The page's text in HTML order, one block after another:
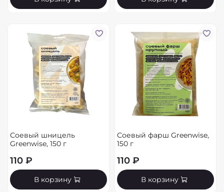
Соевый шницель
Greenwise, 150 г
110 ₽
В корзину
Соевый фарш Greenwise,
150 г
110 ₽
В корзину